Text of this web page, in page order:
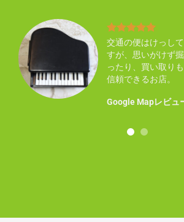
交通の便はけっし
すが、思いがけず
ったり、買い取り
信頼できるお店。
Google Mapレビュ